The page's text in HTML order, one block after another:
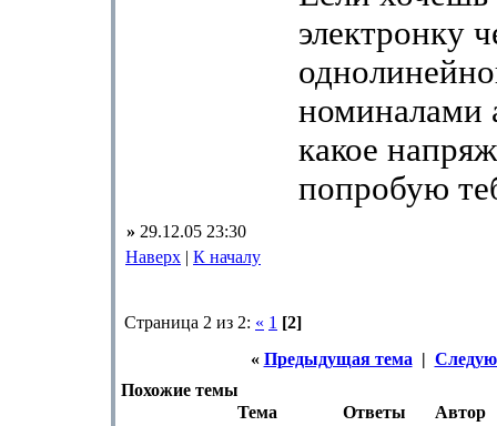
электронку
номиналами
какое
попробую
» 29.12.05 23:30
Наверх | К началу
Страница 2 из 2: « 1 [2]
« Предыдущая тема |
Похожие темы
Тема
Ответы
Автор